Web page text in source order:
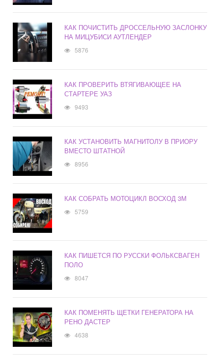
КАК ПОЧИСТИТЬ ДРОССЕЛЬНУЮ ЗАСЛОНКУ
НА МИЦУБИСИ АУТЛЕНДЕР
5876
КАК ПРОВЕРИТЬ ВТЯГИВАЮЩЕЕ НА
СТАРТЕРЕ УАЗ
9493
КАК УСТАНОВИТЬ МАГНИТОЛУ В ПРИОРУ
ВМЕСТО ШТАТНОЙ
8956
КАК СОБРАТЬ МОТОЦИКЛ ВОСХОД 3М
5759
КАК ПИШЕТСЯ ПО РУССКИ ФОЛЬКСВАГЕН
ПОЛО
8047
КАК ПОМЕНЯТЬ ЩЕТКИ ГЕНЕРАТОРА НА
РЕНО ДАСТЕР
4638